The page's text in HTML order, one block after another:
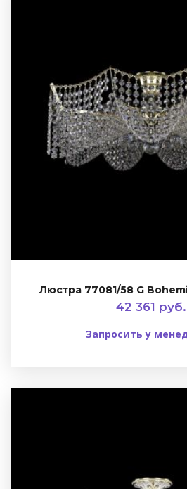
Люстра 77081/58 G
42 361 руб.
Запросить у